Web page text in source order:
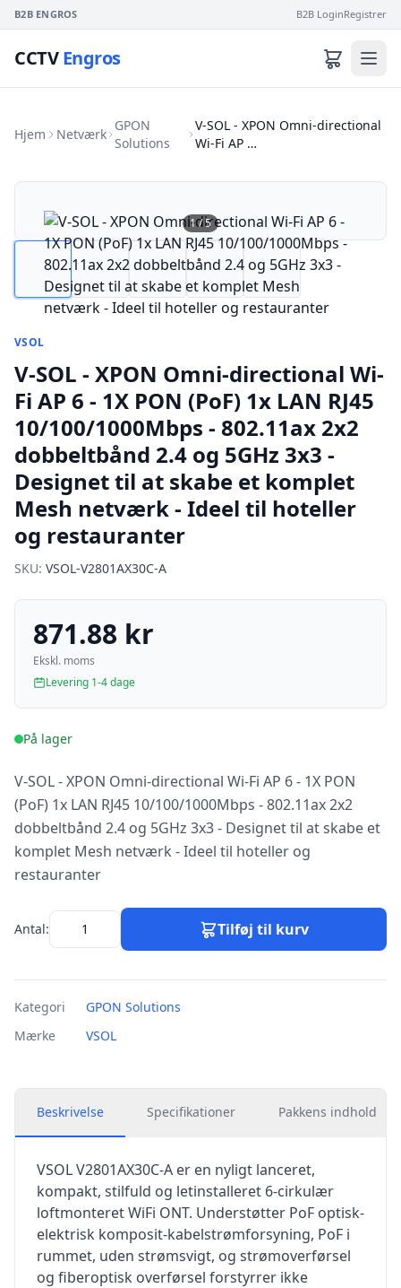
B2B ENGROS B2B LoginRegistrer
CCTVEngros
Hjem Netværk
GPON
Solutions
V-SOL - XPON Omni-directional
Wi-Fi AP …
1/5
VSOL
V-SOL - XPON Omni-directional Wi-
Fi AP 6 - 1X PON (PoF) 1x LAN RJ45
10/100/1000Mbps - 802.11ax 2x2
dobbeltbånd 2.4 og 5GHz 3x3 -
Designet til at skabe et komplet
Mesh netværk - Ideel til hoteller
og restauranter
SKU: VSOL-V2801AX30C-A
871.88 kr
Ekskl. moms
Levering 1-4 dage
På lager
V-SOL - XPON Omni-directional Wi-Fi AP 6 - 1X PON
(PoF) 1x LAN RJ45 10/100/1000Mbps - 802.11ax 2x2
dobbeltbånd 2.4 og 5GHz 3x3 - Designet til at skabe et
komplet Mesh netværk - Ideel til hoteller og
restauranter
Antal: Tilføj til kurv
Kategori
GPON Solutions
Mærke
VSOL
Beskrivelse Specifikationer Pakkens indhold
VSOL V2801AX30C-A er en nyligt lanceret,
kompakt, stilfuld og letinstalleret 6-cirkulær
loftmonteret WiFi ONT. Understøtter PoF optisk-
elektrisk komposit-kabelstrømforsyning, PoF i
rummet, uden strømsvigt, og strømoverførsel
og fiberoptisk overførsel forstyrrer ikke